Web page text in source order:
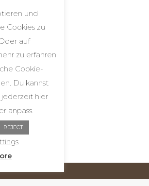
items?
into the fiber?
und
Cookies zu
auf
zu erfahren
Cookie-
Du kannst
jederzeit hier
anpass.
REJECT